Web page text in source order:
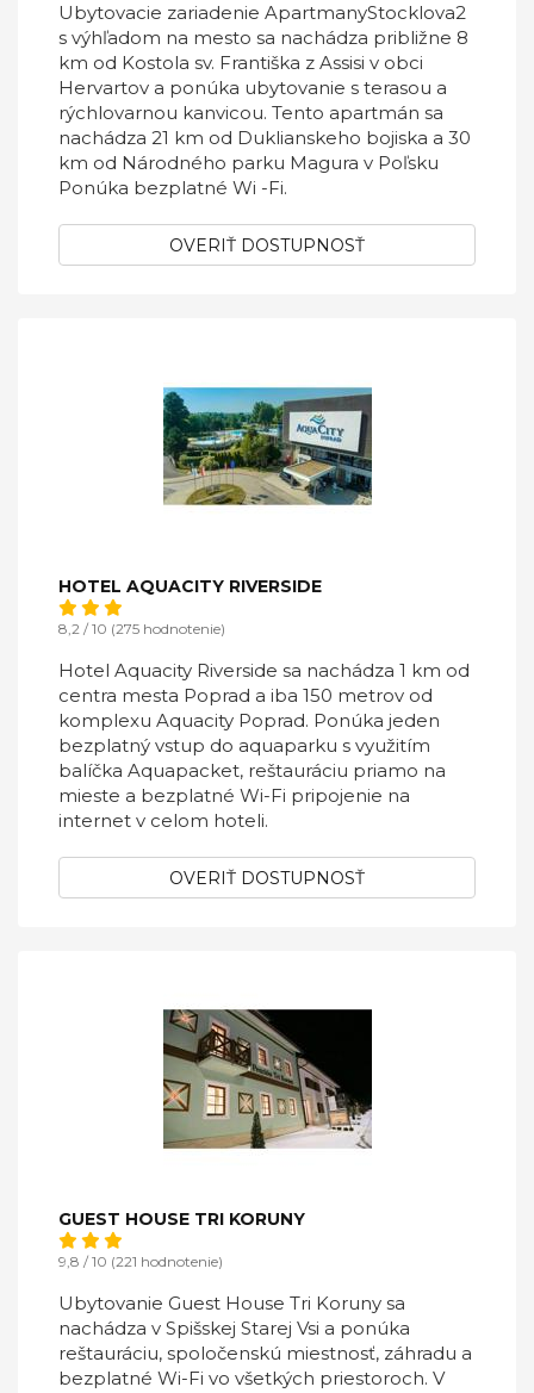
Ubytovacie zariadenie ApartmanyStocklova2
s výhľadom na mesto sa nachádza približne 8
km od Kostola sv. Františka z Assisi v obci
Hervartov a ponúka ubytovanie s terasou a
rýchlovarnou kanvicou. Tento apartmán sa
nachádza 21 km od Duklianskeho bojiska a 30
km od Národného parku Magura v Poľsku
Ponúka bezplatné Wi -Fi.
OVERIŤ DOSTUPNOSŤ
HOTEL AQUACITY RIVERSIDE
8,2 / 10 (275 hodnotenie)
Hotel Aquacity Riverside sa nachádza 1 km od
centra mesta Poprad a iba 150 metrov od
komplexu Aquacity Poprad. Ponúka jeden
bezplatný vstup do aquaparku s využitím
balíčka Aquapacket, reštauráciu priamo na
mieste a bezplatné Wi-Fi pripojenie na
internet v celom hoteli.
OVERIŤ DOSTUPNOSŤ
GUEST HOUSE TRI KORUNY
9,8 / 10 (221 hodnotenie)
Ubytovanie Guest House Tri Koruny sa
nachádza v Spišskej Starej Vsi a ponúka
reštauráciu, spoločenskú miestnosť, záhradu a
bezplatné Wi-Fi vo všetkých priestoroch. V